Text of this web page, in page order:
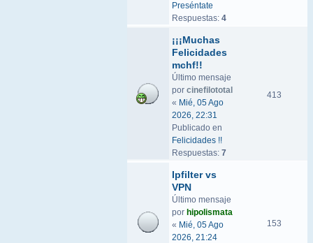
Preséntate
Respuestas: 4
¡¡¡Muchas
Felicidades
mchf!!
Último mensaje
por cinefilototal
« Mié, 05 Ago
2026, 22:31
Publicado en
Felicidades !!
Respuestas: 7
413
Ipfilter vs
VPN
Último mensaje
por hipolismata
« Mié, 05 Ago
2026, 21:24
153